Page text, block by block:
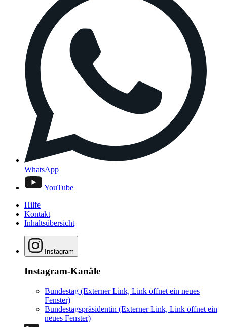
WhatsApp
YouTube
Hilfe
Kontakt
Inhaltsübersicht
Instagram
Instagram-Kanäle
Bundestag (Externer Link, Link öffnet ein neues
Fenster)
Bundestagspräsidentin (Externer Link, Link öffnet ein
neues Fenster)